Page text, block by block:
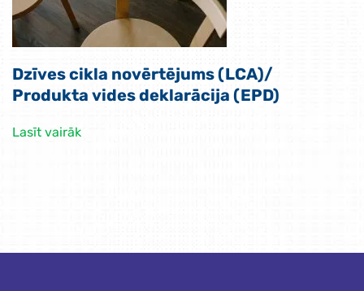
Dzīves cikla novērtējums (LCA)/
Produkta vides deklarācija (EPD)
Lasīt vairāk